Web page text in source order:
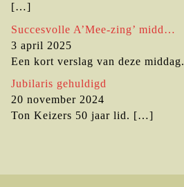
[…]
Succesvolle A’Mee-zing’ midd…
3 april 2025
Een kort verslag van deze middag.
Jubilaris gehuldigd
20 november 2024
Ton Keizers 50 jaar lid. […]